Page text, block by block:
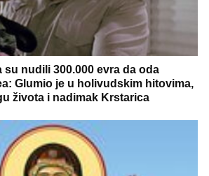
su nudili 300.000 evra da oda
Glumio je u holivudskim hitovima,
života i nadimak Krstarica